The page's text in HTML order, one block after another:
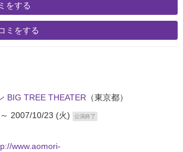
をする
ミをする
BIG TREE THEATER （東京都）
2007/10/23 (火)
公演終了
www.aomori-